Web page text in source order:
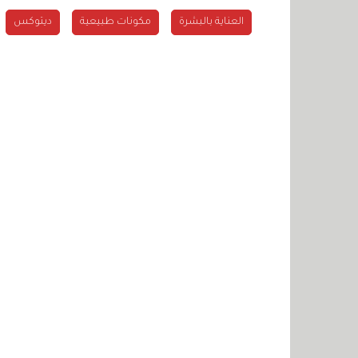
العناية بالبشرة مكونات طبيعية ديتوكس